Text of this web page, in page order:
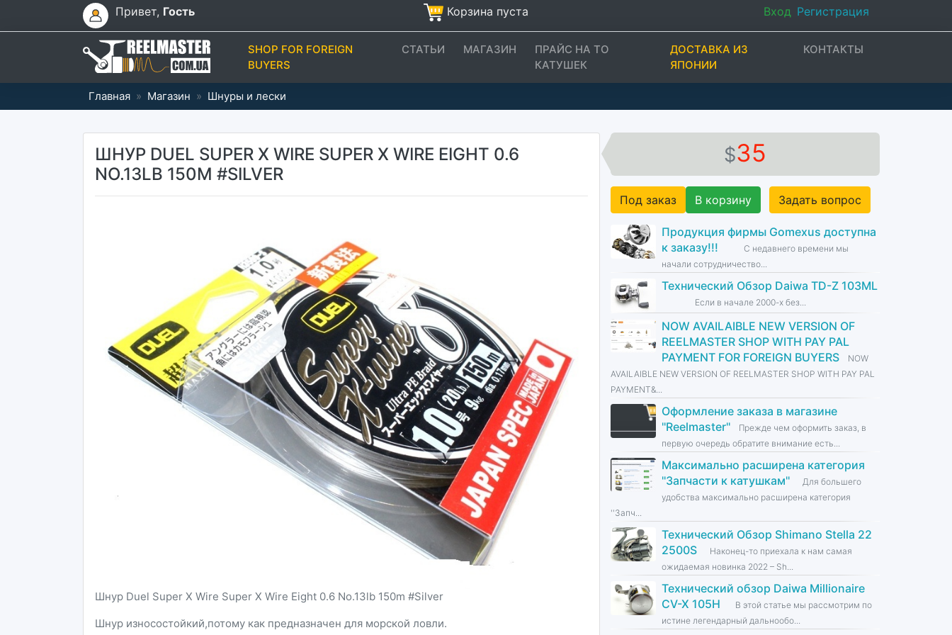
Привет, Гость Корзина пуста Вход Регистрация
SHOP FOR FOREIGN
BUYERS
СТАТЬИ МАГАЗИН
ПРАЙС НА ТО
КАТУШЕК
ДОСТАВКА ИЗ
ЯПОНИИ
КОНТАКТЫ
Главная » Магазин » Шнуры и лески
$35
Под заказ В корзину Задать вопрос
Продукция фирмы Gomexus доступна
к заказу!!!
С недавнего времени мы
начали сотрудничество...
Технический Обзор Daiwa TD-Z 103ML
Если в начале 2000-х без...
NOW AVAILAIBLE NEW VERSION OF
REELMASTER SHOP WITH PAY PAL
PAYMENT FOR FOREIGN BUYERS
NOW
AVAILAIBLE NEW VERSION OF REELMASTER SHOP WITH PAY PAL
PAYMENT&...
Оформление заказа в магазине
''Reelmaster''
Прежде чем оформить заказ, в
первую очередь обратите внимание есть...
Максимально расширена категория
''Запчасти к катушкам''
Для большего
удобства максимально расширена категория
''Запч...
Технический Обзор Shimano Stella 22
2500S
Наконец-то приехала к нам самая
ожидаемая новинка 2022 – Sh...
Технический обзор Daiwa Millionaire
CV-X 105H
В этой статье мы рассмотрим по
истине легендарный дальнообо...
ШНУР DUEL SUPER X WIRE SUPER X WIRE EIGHT 0.6
NO.13LB 150M #SILVER
Шнур Duel Super X Wire Super X Wire Eight 0.6 No.13lb 150m #Silver
Шнур износостойкий,потому как предназначен для морской ловли.